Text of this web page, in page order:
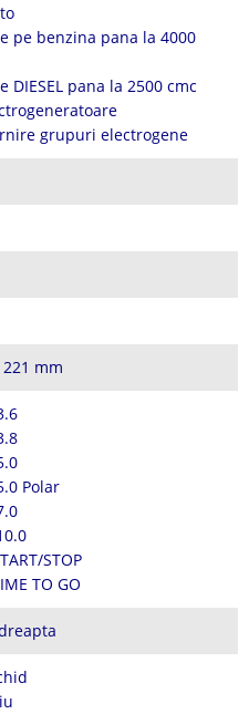
pe benzina pana la 4000
DIESEL pana la 2500 cmc
grupuri electrogene
mm
Polar
STOP
TO GO